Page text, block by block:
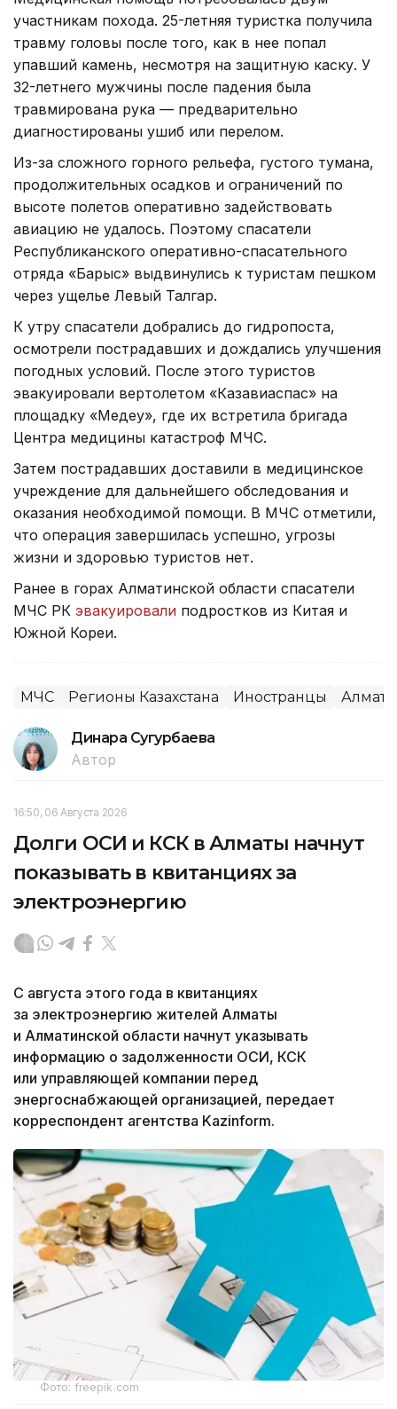
участникам похода. 25-летняя туристка получила
травму головы после того, как в нее попал
упавший камень, несмотря на защитную каску. У
32-летнего мужчины после падения была
травмирована рука — предварительно
диагностированы ушиб или перелом.
Из-за сложного горного рельефа, густого тумана,
продолжительных осадков и ограничений по
высоте полетов оперативно задействовать
авиацию не удалось. Поэтому спасатели
Республиканского оперативно-спасательного
отряда «Барыс» выдвинулись к туристам пешком
через ущелье Левый Талгар.
К утру спасатели добрались до гидропоста,
осмотрели пострадавших и дождались улучшения
погодных условий. После этого туристов
эвакуировали вертолетом «Казавиаспас» на
площадку «Медеу», где их встретила бригада
Центра медицины катастроф МЧС.
Затем пострадавших доставили в медицинское
учреждение для дальнейшего обследования и
оказания необходимой помощи. В МЧС отметили,
что операция завершилась успешно, угрозы
жизни и здоровью туристов нет.
Ранее в горах Алматинской области спасатели
МЧС РК эвакуировали подростков из Китая и
Южной Кореи.
МЧС Регионы Казахстана Иностранцы
Динара Сугурбаева
Автор
16:50, 06 Августа 2026
Долги ОСИ и КСК в Алматы начнут
показывать в квитанциях за
электроэнергию
С августа этого года в квитанциях
за электроэнергию жителей Алматы
и Алматинской области начнут указывать
информацию о задолженности ОСИ, КСК
или управляющей компании перед
энергоснабжающей организацией, передает
корреспондент агентства Kazinform.
Фото: freepik.com